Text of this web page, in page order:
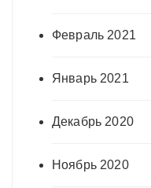
Февраль 2021
Январь 2021
Декабрь 2020
Ноябрь 2020